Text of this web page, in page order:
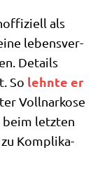
als
lebens­ver­
Details
So lehn­te er
Voll­nar­ko­se
beim letz­ten
zu Kom­pli­ka­